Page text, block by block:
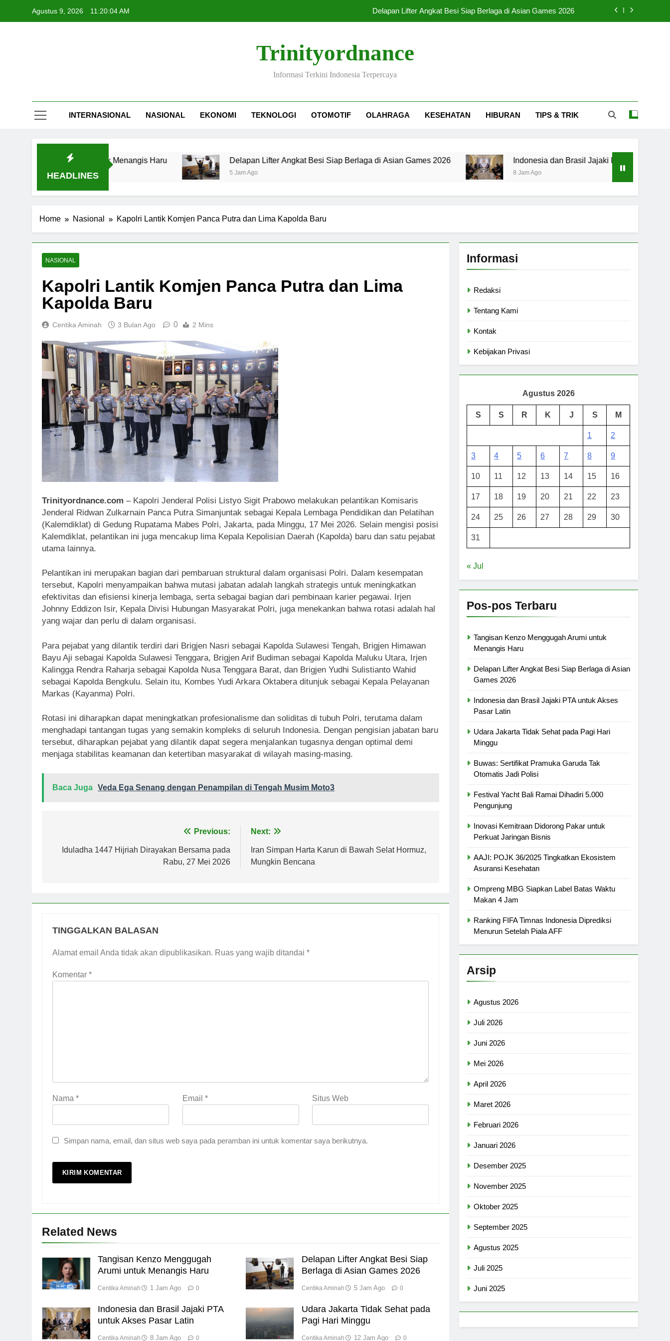
Agustus 9, 2026 11:20:04 AM Delapan Lifter Angkat Besi Siap Berlaga di Asian Games 2026
Udara Jakarta Tidak Sehat pada Pagi Hari Minggu
Tangisan Kenzo Menggugah Arumi untuk Menangis Haru
Trinityordnance
Informasi Terkini Indonesia Terpercaya
INTERNASIONAL NASIONAL EKONOMI TEKNOLOGI OTOMOTIF OLAHRAGA KESEHATAN HIBURAN TIPS & TRIK
HEADLINES
Arumi untuk Menangis Haru Delapan Lifter Angkat Besi Siap Berlaga di Asian Games 2026
5 Jam Ago
Indonesia dan Brasil Jajaki PTA untuk Akses Pasar
8 Jam Ago
Home Nasional Kapolri Lantik Komjen Panca Putra dan Lima Kapolda Baru
NASIONAL
Kapolri Lantik Komjen Panca Putra dan Lima
Kapolda Baru
Centika Aminah 3 Bulan Ago 0 2 Mins
Trinityordnance.com – Kapolri Jenderal Polisi Listyo Sigit Prabowo melakukan pelantikan Komisaris
Jenderal Ridwan Zulkarnain Panca Putra Simanjuntak sebagai Kepala Lembaga Pendidikan dan Pelatihan
(Kalemdiklat) di Gedung Rupatama Mabes Polri, Jakarta, pada Minggu, 17 Mei 2026. Selain mengisi posisi
Kalemdiklat, pelantikan ini juga mencakup lima Kepala Kepolisian Daerah (Kapolda) baru dan satu pejabat
utama lainnya.
Pelantikan ini merupakan bagian dari pembaruan struktural dalam organisasi Polri. Dalam kesempatan
tersebut, Kapolri menyampaikan bahwa mutasi jabatan adalah langkah strategis untuk meningkatkan
efektivitas dan efisiensi kinerja lembaga, serta sebagai bagian dari pembinaan karier pegawai. Irjen
Johnny Eddizon Isir, Kepala Divisi Hubungan Masyarakat Polri, juga menekankan bahwa rotasi adalah hal
yang wajar dan perlu di dalam organisasi.
Para pejabat yang dilantik terdiri dari Brigjen Nasri sebagai Kapolda Sulawesi Tengah, Brigjen Himawan
Bayu Aji sebagai Kapolda Sulawesi Tenggara, Brigjen Arif Budiman sebagai Kapolda Maluku Utara, Irjen
Kalingga Rendra Raharja sebagai Kapolda Nusa Tenggara Barat, dan Brigjen Yudhi Sulistianto Wahid
sebagai Kapolda Bengkulu. Selain itu, Kombes Yudi Arkara Oktabera ditunjuk sebagai Kepala Pelayanan
Markas (Kayanma) Polri.
Rotasi ini diharapkan dapat meningkatkan profesionalisme dan soliditas di tubuh Polri, terutama dalam
menghadapi tantangan tugas yang semakin kompleks di seluruh Indonesia. Dengan pengisian jabatan baru
tersebut, diharapkan pejabat yang dilantik dapat segera menjalankan tugasnya dengan optimal demi
menjaga stabilitas keamanan dan ketertiban masyarakat di wilayah masing-masing.
Baca Juga Veda Ega Senang dengan Penampilan di Tengah Musim Moto3
pos
Previous:
Iduladha 1447 Hijriah Dirayakan Bersama pada
Rabu, 27 Mei 2026
Next:
Iran Simpan Harta Karun di Bawah Selat Hormuz,
Mungkin Bencana
TINGGALKAN BALASAN
Alamat email Anda tidak akan dipublikasikan. Ruas yang wajib ditandai *
Komentar *
Nama * Email * Situs Web
Simpan nama, email, dan situs web saya pada peramban ini untuk komentar saya berikutnya.
Related News
Tangisan Kenzo Menggugah
Arumi untuk Menangis Haru
Centika Aminah 1 Jam Ago 0
Delapan Lifter Angkat Besi Siap
Berlaga di Asian Games 2026
Centika Aminah 5 Jam Ago 0
Indonesia dan Brasil Jajaki PTA
untuk Akses Pasar Latin
Centika Aminah 8 Jam Ago 0
Udara Jakarta Tidak Sehat pada
Pagi Hari Minggu
Centika Aminah 12 Jam Ago 0
Informasi
Redaksi
Tentang Kami
Kontak
Kebijakan Privasi
Agustus 2026
S S R K J S M
1 2
3 4 5 6 7 8 9
10 11 12 13 14 15 16
17 18 19 20 21 22 23
24 25 26 27 28 29 30
31
« Jul
Pos-pos Terbaru
Tangisan Kenzo Menggugah Arumi untuk
Menangis Haru
Delapan Lifter Angkat Besi Siap Berlaga di Asian
Games 2026
Indonesia dan Brasil Jajaki PTA untuk Akses
Pasar Latin
Udara Jakarta Tidak Sehat pada Pagi Hari
Minggu
Buwas: Sertifikat Pramuka Garuda Tak
Otomatis Jadi Polisi
Festival Yacht Bali Ramai Dihadiri 5.000
Pengunjung
Inovasi Kemitraan Didorong Pakar untuk
Perkuat Jaringan Bisnis
AAJI: POJK 36/2025 Tingkatkan Ekosistem
Asuransi Kesehatan
Ompreng MBG Siapkan Label Batas Waktu
Makan 4 Jam
Ranking FIFA Timnas Indonesia Diprediksi
Menurun Setelah Piala AFF
Arsip
Agustus 2026
Juli 2026
Juni 2026
Mei 2026
April 2026
Maret 2026
Februari 2026
Januari 2026
Desember 2025
November 2025
Oktober 2025
September 2025
Agustus 2025
Juli 2025
Juni 2025